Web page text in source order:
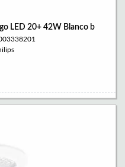
LED 20+ 42W Blanco b